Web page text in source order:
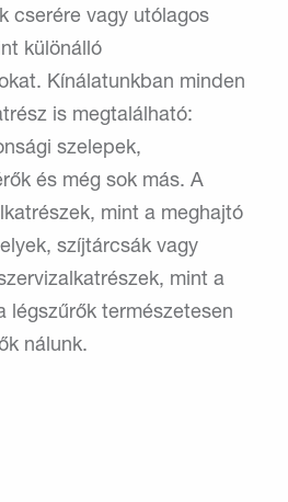
cserére vagy utólagos
különálló
Kínálatunkban minden
is megtalálható:
szelepek,
és még sok más. A
mint a meghajtó
szíjtárcsák vagy
mint a
légszűrők természetesen
nálunk.